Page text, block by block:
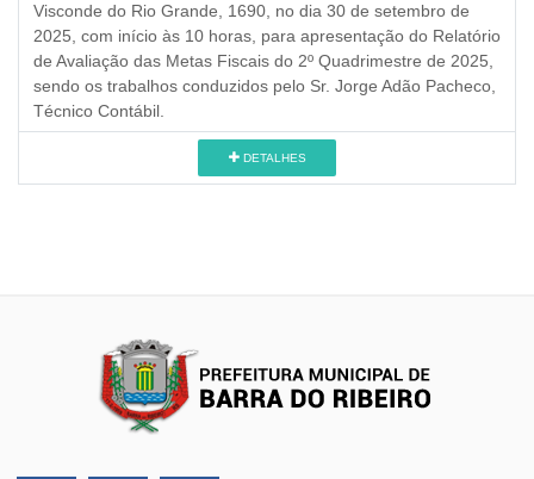
Visconde do Rio Grande, 1690, no dia 30 de setembro de
2025, com início às 10 horas, para apresentação do Relatório
de Avaliação das Metas Fiscais do 2º Quadrimestre de 2025,
sendo os trabalhos conduzidos pelo Sr. Jorge Adão Pacheco,
Técnico Contábil.
DETALHES